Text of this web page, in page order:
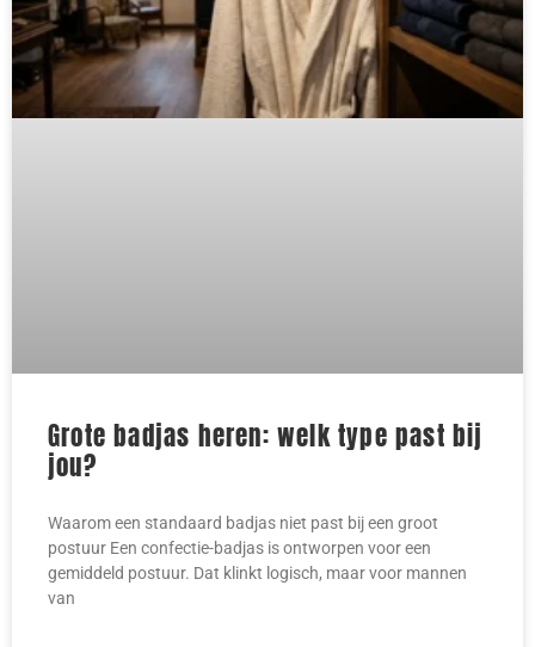
Grote badjas heren: welk type past bij
jou?
Waarom een standaard badjas niet past bij een groot
postuur Een confectie-badjas is ontworpen voor een
gemiddeld postuur. Dat klinkt logisch, maar voor mannen
van